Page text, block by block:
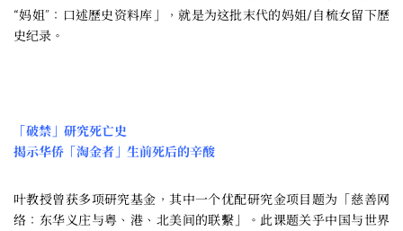
“妈姐”：口述歷史资料库」，就是为这批末代的妈姐/自梳女留下歷
史纪录。
「破禁」研究死亡史
揭示华侨「淘金者」生前死后的辛酸
叶教授曾获多项研究基金，其中一个优配研究金项目题为「慈善网
络：东华义庄与粤、港、北美间的联繫」。此课题关乎中国与世界